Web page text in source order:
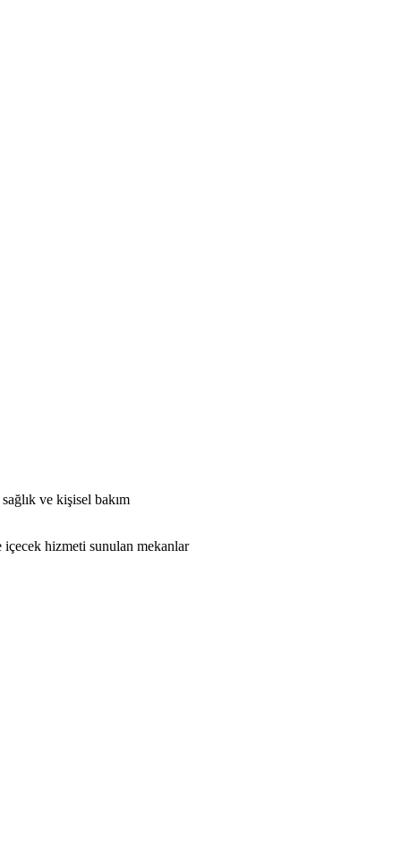
ve kişisel bakım
içecek hizmeti sunulan mekanlar